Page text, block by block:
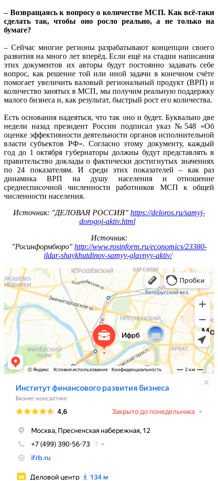
– Возвращаясь к вопросу о количестве МСП. Как всё-таки
сделать так, чтобы оно росло реально, а не только на
бумаге?
– Сейчас многие регионы разрабатывают концепции своего
развития на много лет вперёд. Если ещё на стадии написания
этих документов их авторы будут постоянно задавать себе
вопрос, как решение той или иной задачи в конечном счёте
помогает увеличить валовый региональный продукт (ВРП) и
количество занятых в МСП, мы получим реальную поддержку
малого бизнеса и, как результат, быстрый рост его количества.
Есть основания надеяться, что так оно и будет. Буквально две
недели назад президент России подписал указ №548 «Об
оценке эффективности деятельности органов исполнительной
власти субъектов РФ». Согласно этому документу, каждый
год до 1 октября губернаторы должны будут представлять в
правительство доклады о фактически достигнутых значениях
по 24 показателям. И среди этих показателей – как раз
динамика ВРП на душу населения и отношение
среднесписочной численности работников МСП к общей
численности населения.
Источник: "ДЕЛОВАЯ РОССИЯ" https://deloros.ru/samyj-
dorogoj-aktiv.html
Источник:
"Росинформбюро" http://www.rosinform.ru/economics/23380-
ildar-shaykhutdinov-samyy-glavnyy-aktiv/